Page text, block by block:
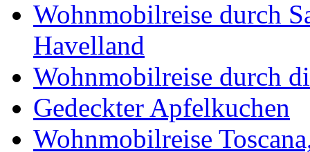
Wohnmobilreise durch
Havelland
Wohnmobilreise durch
Gedeckter Apfelkuchen
Wohnmobilreise